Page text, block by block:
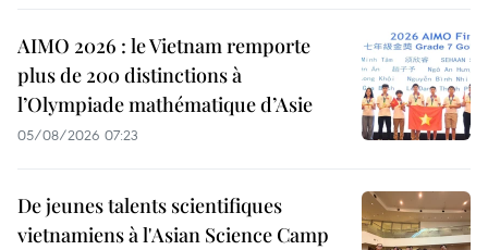
AIMO 2026 : le Vietnam remporte
plus de 200 distinctions à
l’Olympiade mathématique d’Asie
05/08/2026 07:23
De jeunes talents scientifiques
vietnamiens à l'Asian Science Camp